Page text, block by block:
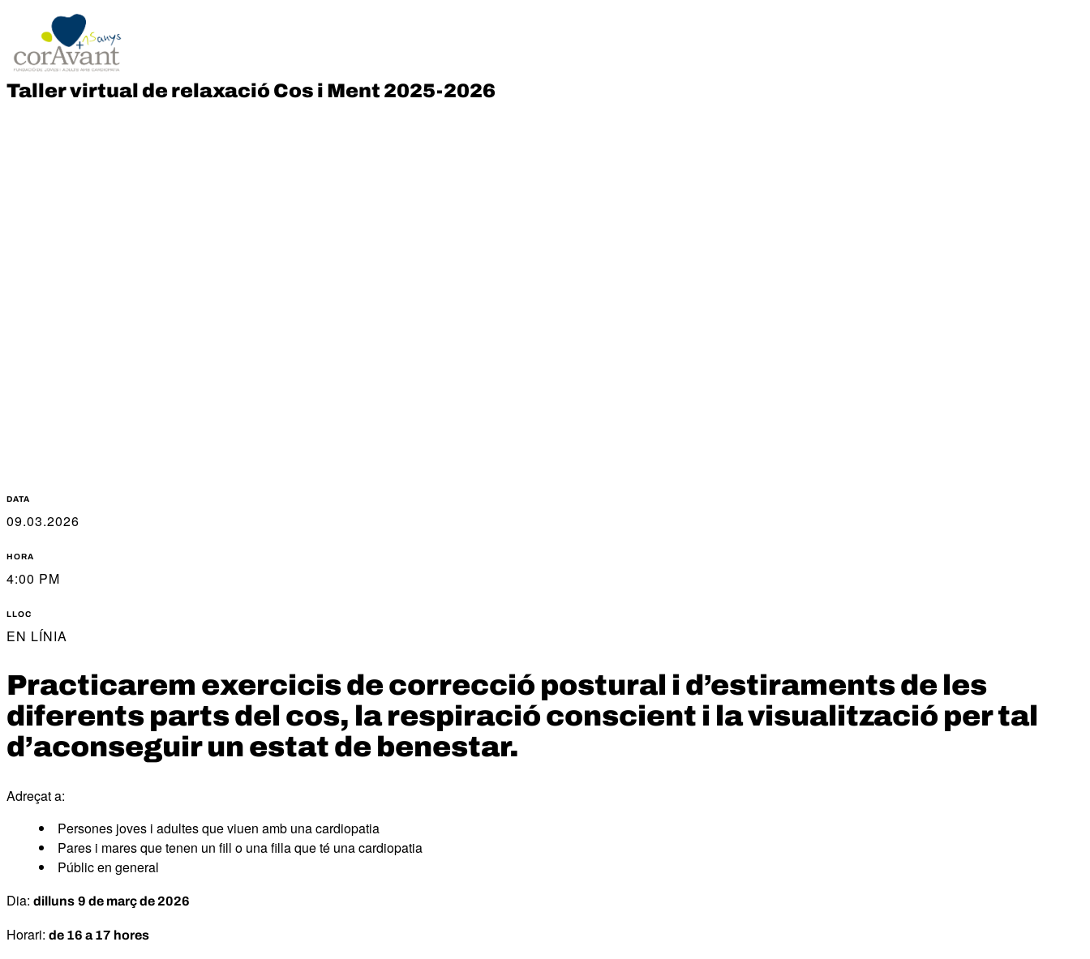
Taller virtual de relaxació Cos i Ment 2025-2026
DATA
09.03.2026
HORA
4:00 PM
LLOC
EN LÍNIA
Practicarem exercicis de correcció postural i d’estiraments de les
diferents parts del cos, la respiració conscient i la visualització per tal
d’aconseguir un estat de benestar.
Adreçat a:
Persones joves i adultes que viuen amb una cardiopatia
Pares i mares que tenen un fill o una filla que té una cardiopatia
Públic en general
Dia: dilluns 9 de març de 2026
Horari: de 16 a 17 hores